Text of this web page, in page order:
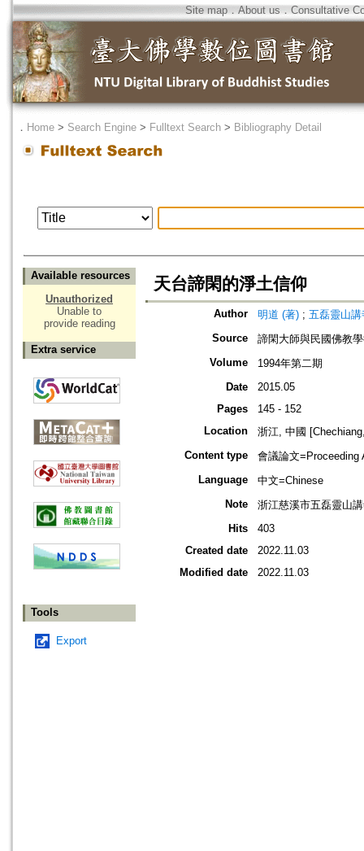
Site map．About us ． Consultative
． Home > Search Engine > Fulltext Search > Bibliography Detail
Available resources
Unauthorized
Unable to
provide reading
Extra service
Tools
Export
天台諦閑的淨土信仰
Author 明道 (著) ; 五磊靈山
Source
諦閑大師與民國佛教
Volume
1994年第二期
Date
2015.05
Pages
145 - 152
Location
浙江, 中國
Content type
會議論文=Proceeding
Language
中文=Chinese
Note
浙江慈溪市五磊靈山
Hits
403
Created date
2022.11.03
Modified date
2022.11.03